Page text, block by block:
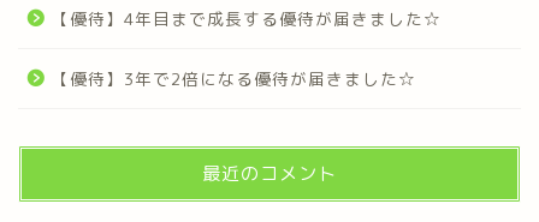
【優待】4年目まで成長する優待が届きました☆
【優待】3年で2倍になる優待が届きました☆
最近のコメント